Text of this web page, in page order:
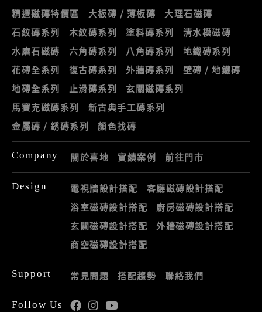
精選磁磚特價區 大板磚 / 薄板磚
大理石磁磚
石紋磚系列
木紋磚系列 塗料磚系列
清水模磁磚
水磨石磁磚
六角磚系列 八角磚系列
地鐵磚系列
花磚全系列
復古磚系列 外牆磚系列
壁磚 / 地鐵磚
地磚全系列
止滑磚系列
玄關磁磚系列
馬賽克磁磚系列
新古典手工磚系列
金屬磚 / 銹磚系列
顏色找磚
Company 關於喜地 實績案例 前往門市
Design 電視牆設計搭配
客廳磁磚設計搭配
浴室磁磚設計搭配
廚房磁磚設計搭配
玄關磁磚設計搭配
外牆磁磚設計搭配
商空磁磚設計搭配
Support 常見問題 搭配趨勢 聯絡我們
Follow Us